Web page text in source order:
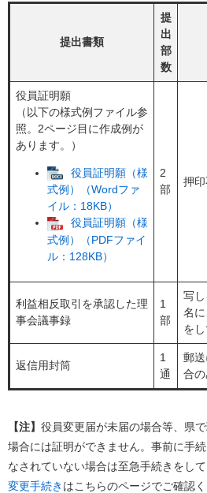
提出書類
提
出
部
数
役員証明願
（以下の様式例ファイル参
照。2ページ目に作成例が
あります。）​
役員証明願（様
式例）（Wordファ
イル：18KB）
役員証明願（様
式例）（PDFファイ
ル：128KB）
2
部
押印
利益相反取引を承認した理
事会議事録
1
部
写
名に
をし
返信用封筒
1
通
郵
合の
【注】 役員変更届が未届の場合等、県
場合には証明ができません。事前に手
なされていない場合は至急手続きをして
変更手続き はこちらのページでご確認く